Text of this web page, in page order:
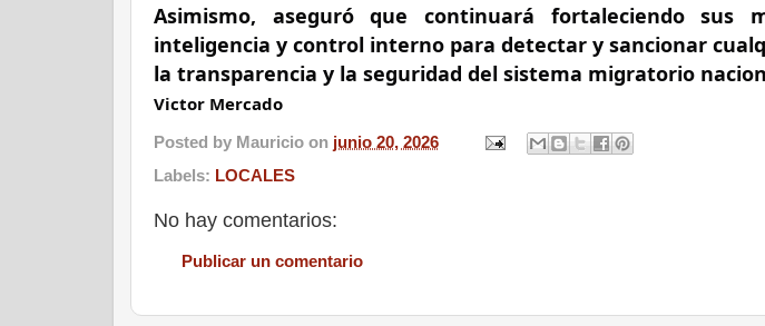
Asimismo, aseguró que continuará fortaleciendo sus
inteligencia y control interno para detectar y sancionar
la transparencia y la seguridad del sistema migratorio
Victor Mercado
Posted by Mauricio on junio 20, 2026
Labels: LOCALES
No hay comentarios:
Publicar un comentario